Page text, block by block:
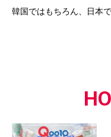
韓国ではもちろん、日本